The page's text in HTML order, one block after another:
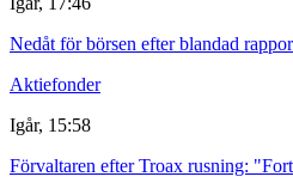
Nedåt för börsen efter blandad
Aktiefonder
Igår, 15:58
Förvaltaren efter Troax rusning: